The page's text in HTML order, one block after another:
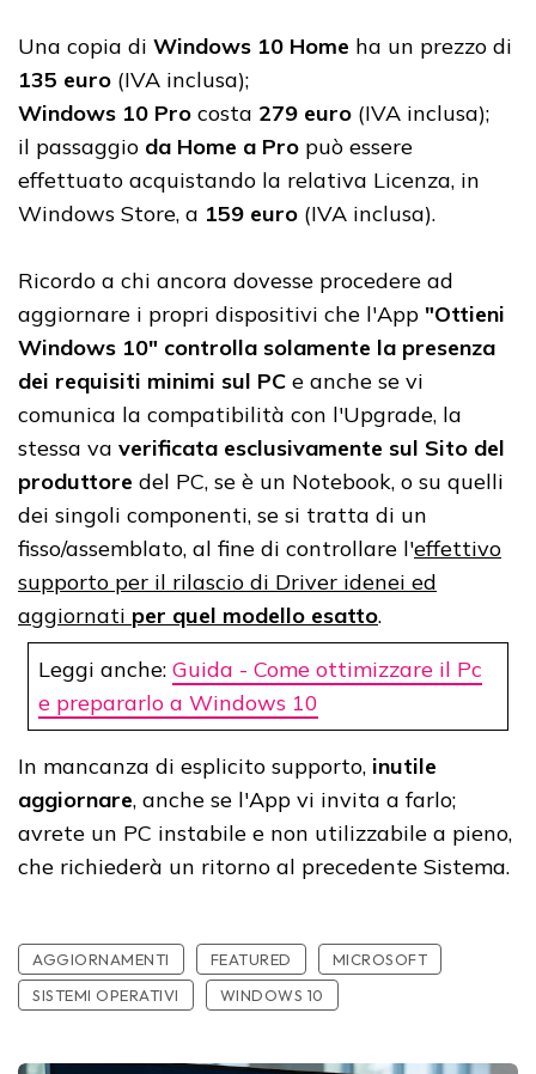
Una copia di Windows 10 Home ha un prezzo di
135 euro (IVA inclusa);
Windows 10 Pro costa 279 euro (IVA inclusa);
il passaggio da Home a Pro può essere
effettuato acquistando la relativa Licenza, in
Windows Store, a 159 euro (IVA inclusa).
Ricordo a chi ancora dovesse procedere ad
aggiornare i propri dispositivi che l'App "Ottieni
Windows 10" controlla solamente la presenza
dei requisiti minimi sul PC e anche se vi
comunica la compatibilità con l'Upgrade, la
stessa va verificata esclusivamente sul Sito del
produttore del PC, se è un Notebook, o su quelli
dei singoli componenti, se si tratta di un
fisso/assemblato, al fine di controllare l'effettivo
supporto per il rilascio di Driver idenei ed
aggiornati per quel modello esatto.
Leggi anche: Guida - Come ottimizzare il Pc
e prepararlo a Windows 10
In mancanza di esplicito supporto, inutile
aggiornare, anche se l'App vi invita a farlo;
avrete un PC instabile e non utilizzabile a pieno,
che richiederà un ritorno al precedente Sistema.
AGGIORNAMENTI FEATURED
MICROSOFT
SISTEMI OPERATIVI
WINDOWS 10